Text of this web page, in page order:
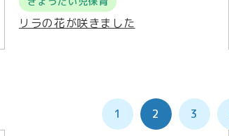
リラの花が咲きました
1 2 3